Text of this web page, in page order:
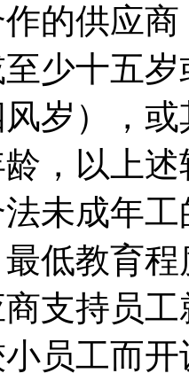
供应商
少十五
岁），
，以上
未成年
低教育
支持员
员工而